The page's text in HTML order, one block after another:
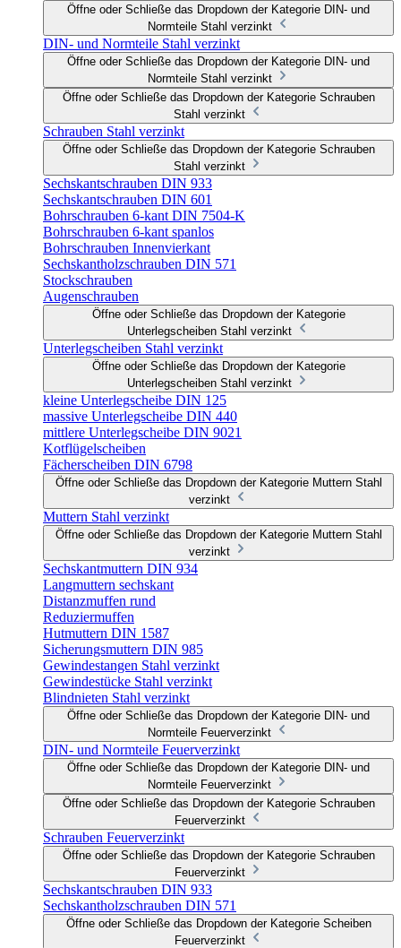
Öffne oder Schließe das Dropdown der Kategorie DIN- und
Normteile Stahl verzinkt
DIN- und Normteile Stahl verzinkt
Öffne oder Schließe das Dropdown der Kategorie DIN- und
Normteile Stahl verzinkt
Öffne oder Schließe das Dropdown der Kategorie Schrauben
Stahl verzinkt
Schrauben Stahl verzinkt
Öffne oder Schließe das Dropdown der Kategorie Schrauben
Stahl verzinkt
Sechskantschrauben DIN 933
Sechskantschrauben DIN 601
Bohrschrauben 6-kant DIN 7504-K
Bohrschrauben 6-kant spanlos
Bohrschrauben Innenvierkant
Sechskantholzschrauben DIN 571
Stockschrauben
Augenschrauben
Öffne oder Schließe das Dropdown der Kategorie
Unterlegscheiben Stahl verzinkt
Unterlegscheiben Stahl verzinkt
Öffne oder Schließe das Dropdown der Kategorie
Unterlegscheiben Stahl verzinkt
kleine Unterlegscheibe DIN 125
massive Unterlegscheibe DIN 440
mittlere Unterlegscheibe DIN 9021
Kotflügelscheiben
Fächerscheiben DIN 6798
Öffne oder Schließe das Dropdown der Kategorie Muttern Stahl
verzinkt
Muttern Stahl verzinkt
Öffne oder Schließe das Dropdown der Kategorie Muttern Stahl
verzinkt
Sechskantmuttern DIN 934
Langmuttern sechskant
Distanzmuffen rund
Reduziermuffen
Hutmuttern DIN 1587
Sicherungsmuttern DIN 985
Gewindestangen Stahl verzinkt
Gewindestücke Stahl verzinkt
Blindnieten Stahl verzinkt
Öffne oder Schließe das Dropdown der Kategorie DIN- und
Normteile Feuerverzinkt
DIN- und Normteile Feuerverzinkt
Öffne oder Schließe das Dropdown der Kategorie DIN- und
Normteile Feuerverzinkt
Öffne oder Schließe das Dropdown der Kategorie Schrauben
Feuerverzinkt
Schrauben Feuerverzinkt
Öffne oder Schließe das Dropdown der Kategorie Schrauben
Feuerverzinkt
Sechskantschrauben DIN 933
Sechskantholzschrauben DIN 571
Öffne oder Schließe das Dropdown der Kategorie Scheiben
Feuerverzinkt